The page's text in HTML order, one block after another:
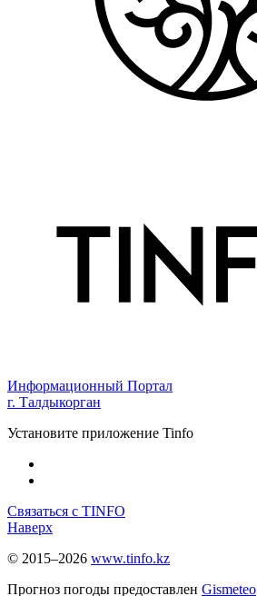
Информационный Портал
г. Талдыкорган
Установите приложение Tinfo
Связаться с TINFO
Наверх
© 2015–2026 www.tinfo.kz
Прогноз погоды предоставлен Gismeteo